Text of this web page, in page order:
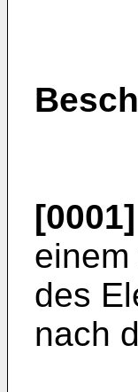
[0001]
des
nach